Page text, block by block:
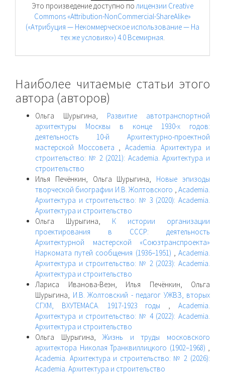
Это произведение доступно полицензии Creative
Commons «Attribution-NonCommercial-ShareAlike»
(«Атрибуция — Некоммерческое использование — На
тех же условиях») 4.0 Всемирная.
Наиболее читаемые статьи этого
автора (авторов)
Ольга Шурыгина, Развитие автотранспортной
архитектуры Москвы в конце 1930-х годов:
деятельность 10-й Архитектурно-проектной
мастерской Моссовета , Academia. Архитектура и
строительство: № 2 (2021): Academia. Архитектура и
строительство
Илья Печёнкин, Ольга Шурыгина, Новые эпизоды
творческой биографии И.В. Жолтовского ,Academia.
Архитектура и строительство: № 3 (2020): Academia.
Архитектура и строительство
Ольга Шурыгина, К истории организации
проектирования в СССР: деятельность
Архитектурной мастерской «Союзтранспроекта»
Наркомата путей сообщения (1936–1951) ,Academia.
Архитектура и строительство: № 2 (2023): Academia.
Архитектура и строительство
Лариса Иванова-Веэн, Илья Печёнкин, Ольга
Шурыгина, И.В. Жолтовский - педагог УЖВЗ, вторых
СГХМ, ВХУТЕМАСА. 1917-1923 годы ,Academia.
Архитектура и строительство: № 4 (2022): Academia.
Архитектура и строительство
Ольга Шурыгина,Жизнь и труды московского
архитектора Николая Транквиллицкого (1902–1968) ,
Academia. Архитектура и строительство: № 2 (2026):
Academia. Архитектура и строительство